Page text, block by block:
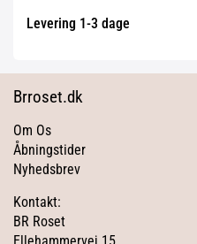
Levering 1-3 dage
Brroset.dk
Om Os
Åbningstider
Nyhedsbrev
Kontakt:
BR Roset